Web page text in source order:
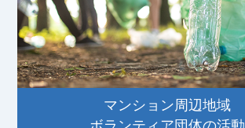
マンション周辺地域